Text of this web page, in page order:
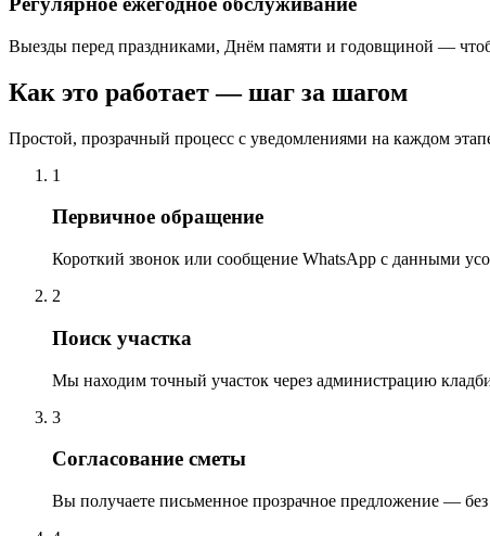
Выезды перед праздниками, Днём памяти и годовщиной —
Как это работает — шаг за шагом
Простой, прозрачный процесс с уведомлениями на каждом
1
Первичное обращение
Короткий звонок или сообщение WhatsApp с данными
2
Поиск участка
Мы находим точный участок через администрацию
3
Согласование сметы
Вы получаете письменное прозрачное предложение —